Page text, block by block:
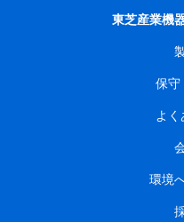
東芝産業機
保守
よく
環境